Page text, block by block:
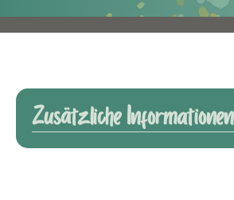
Zusätzliche Informationen